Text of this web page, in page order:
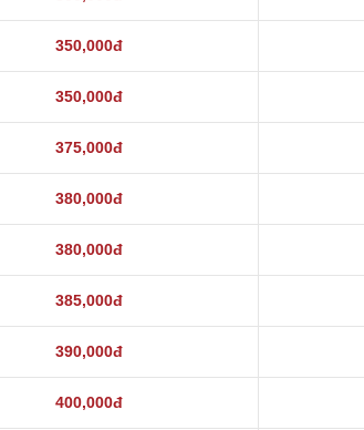
350,000đ
350,000đ
375,000đ
380,000đ
380,000đ
385,000đ
390,000đ
400,000đ